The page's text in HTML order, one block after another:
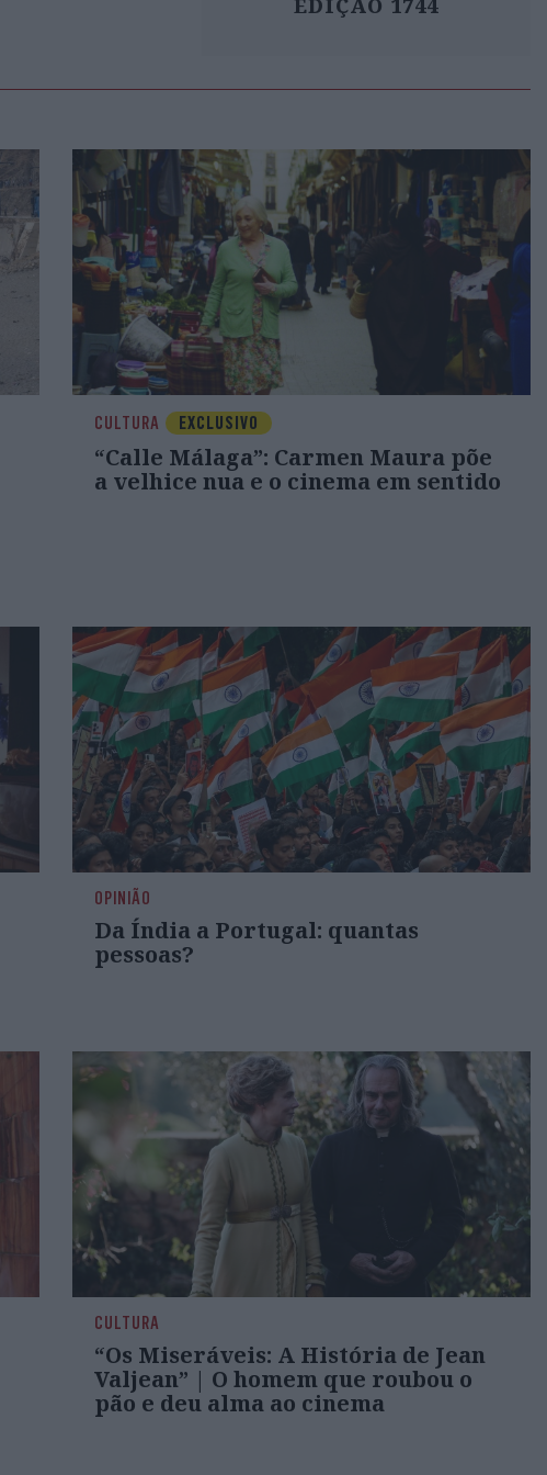
EDIÇÃO 1744
CULTURA EXCLUSIVO
“Calle Málaga”: Carmen Maura põe
a velhice nua e o cinema em sentido
OPINIÃO
Da Índia a Portugal: quantas
pessoas?
CULTURA
“Os Miseráveis: A História de Jean
Valjean” | O homem que roubou o
pão e deu alma ao cinema